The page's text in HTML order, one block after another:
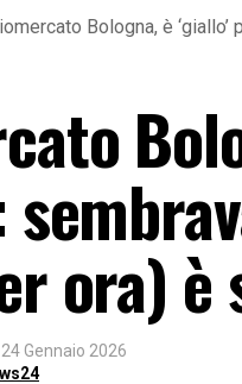
Bologna, è
ora)
24 Gennaio 2026